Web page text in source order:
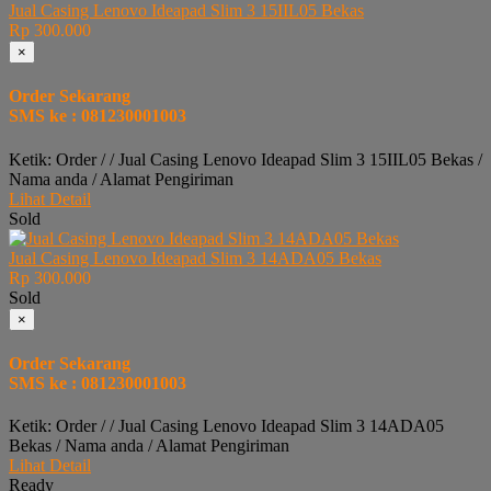
Jual Casing Lenovo Ideapad Slim 3 15IIL05 Bekas
Rp 300.000
×
Order Sekarang
SMS ke : 081230001003
Ketik: Order / / Jual Casing Lenovo Ideapad Slim 3 15IIL05 Bekas /
Nama anda / Alamat Pengiriman
Lihat Detail
Sold
Jual Casing Lenovo Ideapad Slim 3 14ADA05 Bekas
Rp 300.000
Sold
×
Order Sekarang
SMS ke : 081230001003
Ketik: Order / / Jual Casing Lenovo Ideapad Slim 3 14ADA05
Bekas / Nama anda / Alamat Pengiriman
Lihat Detail
Ready